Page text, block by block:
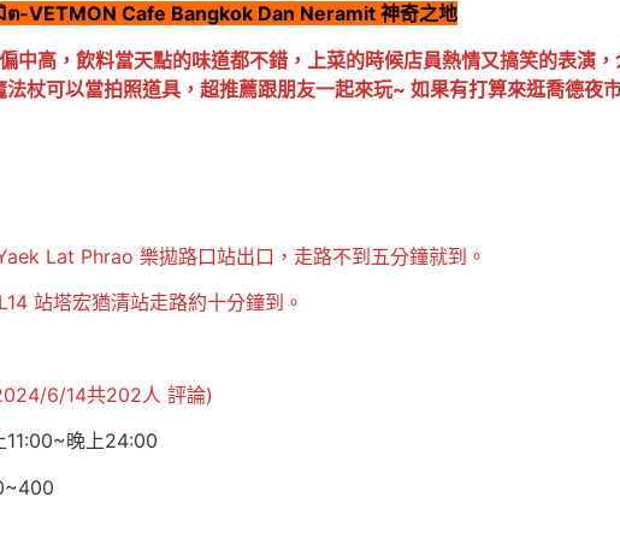
-VETMON Cafe Bangkok Dan Neramit 神奇之地
中高，飲料當天點的味道都不錯，上菜的時候店員熱情又搞笑的表演
杖可以當拍照道具，超推薦跟朋友一起來玩~ 如果有打算來逛喬德夜
Lat Phrao 樂拋路口站出口，走路不到五分鐘就到。
站塔宏猶清站走路約十分鐘到。
6/14共202人 評論)
11:00~晚上24:00